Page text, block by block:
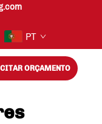
PT
ORÇAMENTO